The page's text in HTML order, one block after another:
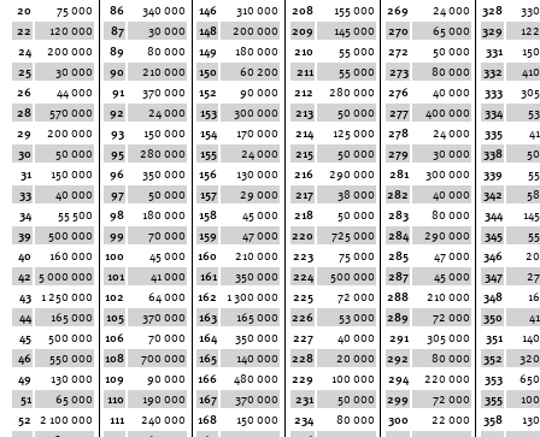
20
75 000
22
120 000
24
200 000
25
30 000
26
44 000
28
570 000
29
200 000
30
50 000
31
150 000
33
40 000
34
55 500
39
500 000
40
160 000
42 5 000 000
43
1 250 000
44
165 000
45
500 000
46
550 000
49
130 000
51
65 000
52
2 100 000
86
340 000
87
30 000
89
80 000
90
210 000
91
370 000
92
24 000
93
150 000
95
280 000
96
350 000
97
50 000
98
180 000
99
70 000
100
45 000
101
41 000
102
64 000
105
370 000
106
70 000
108
700 000
109
90 000
110
190 000
111
240 000
146
310 000
148
200 000
149
180 000
150
60 200
152
90 000
153
300 000
154
170 000
155
24 000
156
130 000
157
29 000
158
45 000
159
47 000
160
210 000
161
350 000
162
1 300 000
163
165 000
164
350 000
165
140 000
166
480 000
167
370 000
168
150 000
208
155 000
209
145 000
210
55 000
211
55 000
212
280 000
213
50 000
214
125 000
215
50 000
216
290 000
217
38 000
218
50 000
220
725 000
223
75 000
224
500 000
225
72 000
226
53 000
227
40 000
228
20 000
229
100 000
231
50 000
234
80 000
269
24 000
270
65 000
272
50 000
273
80 000
276
40 000
277
400 000
278
24 000
279
30 000
281
300 000
282
40 000
283
80 000
284
290 000
285
47 000
287
45 000
288
210 000
289
72 000
291
305 000
292
80 000
294
220 000
299
72 000
300
22 000
328
329
331
332
333
334
335
338
339
342
344
345
346
347
348
350
351
352
353
355
358